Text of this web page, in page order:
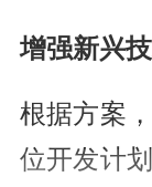
增强新兴
根据方案
位开发计